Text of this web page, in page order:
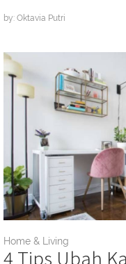
by: Oktavia Putri
Home & Living
4 Tips Ubah